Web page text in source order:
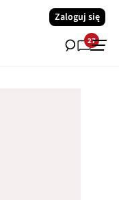
Zaloguj się
27